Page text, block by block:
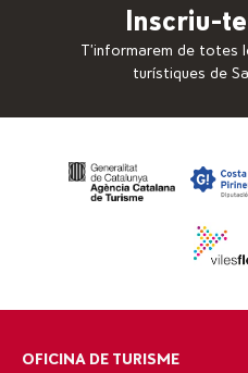
Inscriu-
T’informarem de
turístiques de
OFICINA DE TURISME